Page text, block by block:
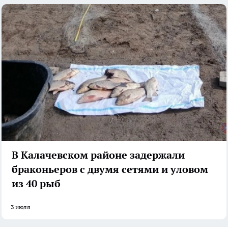
В Калачевском районе задержали
браконьеров с двумя сетями и уловом
из 40 рыб
3 июля